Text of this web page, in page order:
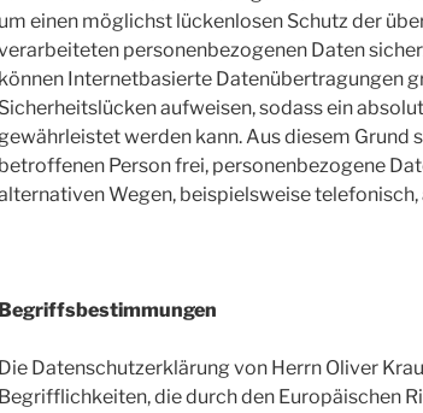
um einen möglichst lückenlosen Schutz der
personenbezogenen Daten
können Internetbasierte Datenübertragungen
Sicherheitslücken aufweisen, sodass ein
werden kann. Aus diesem Grund
betroffenen Person frei, personenbezogene
Wegen, beispielsweise telefonisch,
Begriffsbestimmungen
Die Datenschutzerklärung von Herrn Oliver
Begrifflichkeiten, die durch den Europäischen